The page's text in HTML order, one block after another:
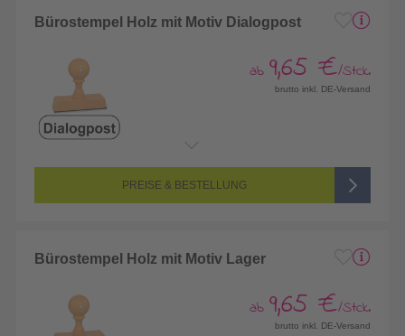
Bürostempel Holz mit Motiv Dialogpost
ab 9,65 €/Stck.
brutto inkl. DE-Versand
PREISE & BESTELLUNG
Bürostempel Holz mit Motiv Lager
ab 9,65 €/Stck.
brutto inkl. DE-Versand